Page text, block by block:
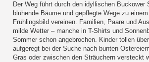
Der Weg führt durch den idyllischen Buckower
blühende Bäume und gepflegte Wege zu
Frühlingsbild vereinen. Familien, Paare und
milde Wetter – manche in T-Shirts und
Sommer schon angebrochen. Kinder tollen
aufgeregt bei der Suche nach bunten
Gras oder zwischen den Sträuchern versteckt